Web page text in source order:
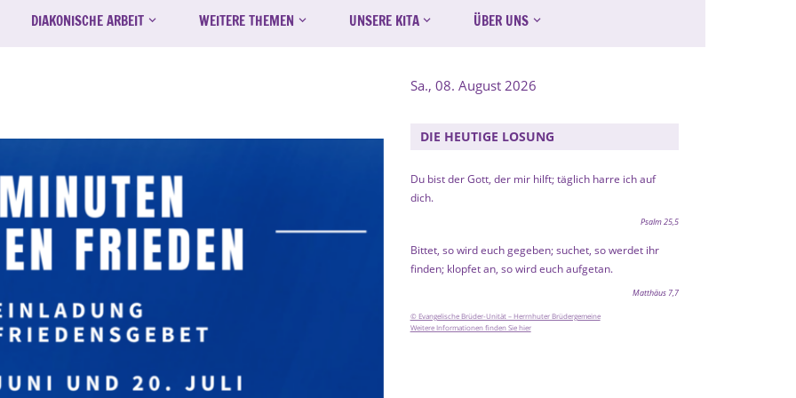
DIAKONISCHE ARBEIT WEITERE THEMEN UNSERE KITA ÜBER UNS
Sa., 08. August 2026
DIE HEUTIGE LOSUNG
Du bist der Gott, der mir hilft; täglich harre ich auf
dich.
Psalm 25,5
Bittet, so wird euch gegeben; suchet, so werdet ihr
finden; klopfet an, so wird euch aufgetan.
Matthäus 7,7
© Evangelische Brüder-Unität – Herrnhuter Brüdergemeine
Weitere Informationen finden Sie hier